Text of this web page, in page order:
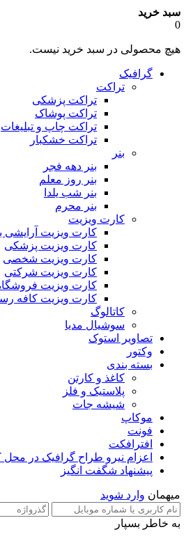
سبد خرید
0
هیچ محصولی در سبد خرید نیست.
گرافیک
تراکت
تراکت پزشکی
تراکت پوشاک
تراکت چاپ و تبلیغات
تراکت خشکبار
بنر
بنر دهه فجر
بنر روز معلم
بنر شب یلدا
بنر محرم
کارت ویزیت
کارت ویزیت آرایشی
کارت ویزیت پزشکی
کارت ویزیت شخصی
کارت ویزیت شرکتی
کارت ویزیت
کارت ویزیت کافه
کاتالوگ
سوشیال مدیا
تصاویر استوک
وکتور
بسته بندی
کاغذ و کارتن
پلاستیک و فلز
شیشه جات
موکاپ
فونت
افترافکت
اعزام نیرو طراح گرافیک در محل
پیشنهاد شگفت انگیز
میهمان وارد شوید
به خاطر بسپار